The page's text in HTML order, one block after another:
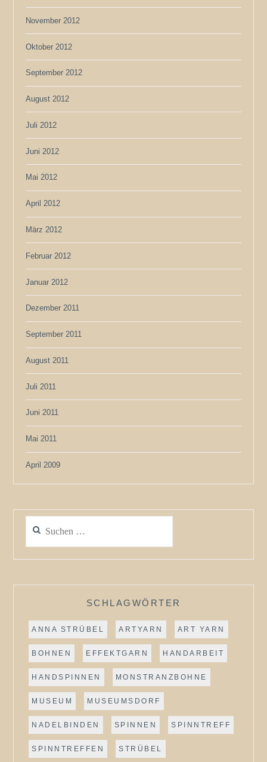
November 2012
Oktober 2012
September 2012
August 2012
Juli 2012
Juni 2012
Mai 2012
April 2012
März 2012
Februar 2012
Januar 2012
Dezember 2011
September 2011
August 2011
Juli 2011
Juni 2011
Mai 2011
April 2009
nach:
SCHLAGWÖRTER
ANNA STRÜBEL ARTYARN ART YARN
BOHNEN EFFEKTGARN HANDARBEIT
HANDSPINNEN MONSTRANZBOHNE
MUSEUM MUSEUMSDORF
NADELBINDEN SPINNEN SPINNTREFF
SPINNTREFFEN STRÜBEL